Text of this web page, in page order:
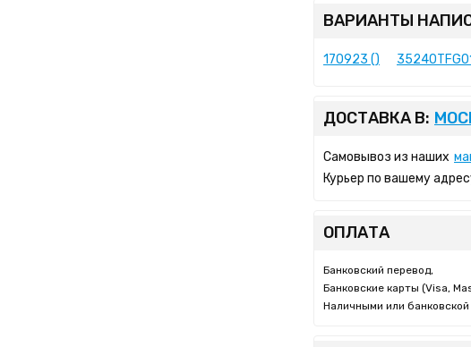
ВАРИАНТЫ
170923 ()
ДОСТАВКА В:
Самовывоз из наших
Курьер по вашему
ОПЛАТА
Банковский перевод,
Банковские карты (Visa,
Наличными или